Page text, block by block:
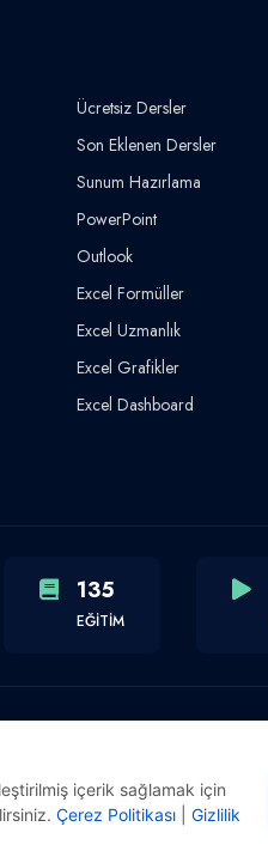
Ücretsiz Dersler
Son Eklenen Dersler
Sunum Hazırlama
PowerPoint
Outlook
Excel Formüller
Excel Uzmanlık
Excel Grafikler
Excel Dashboard
135
EĞİTİM
içerik sağlamak için
Çerez Politikası
Gizlilik